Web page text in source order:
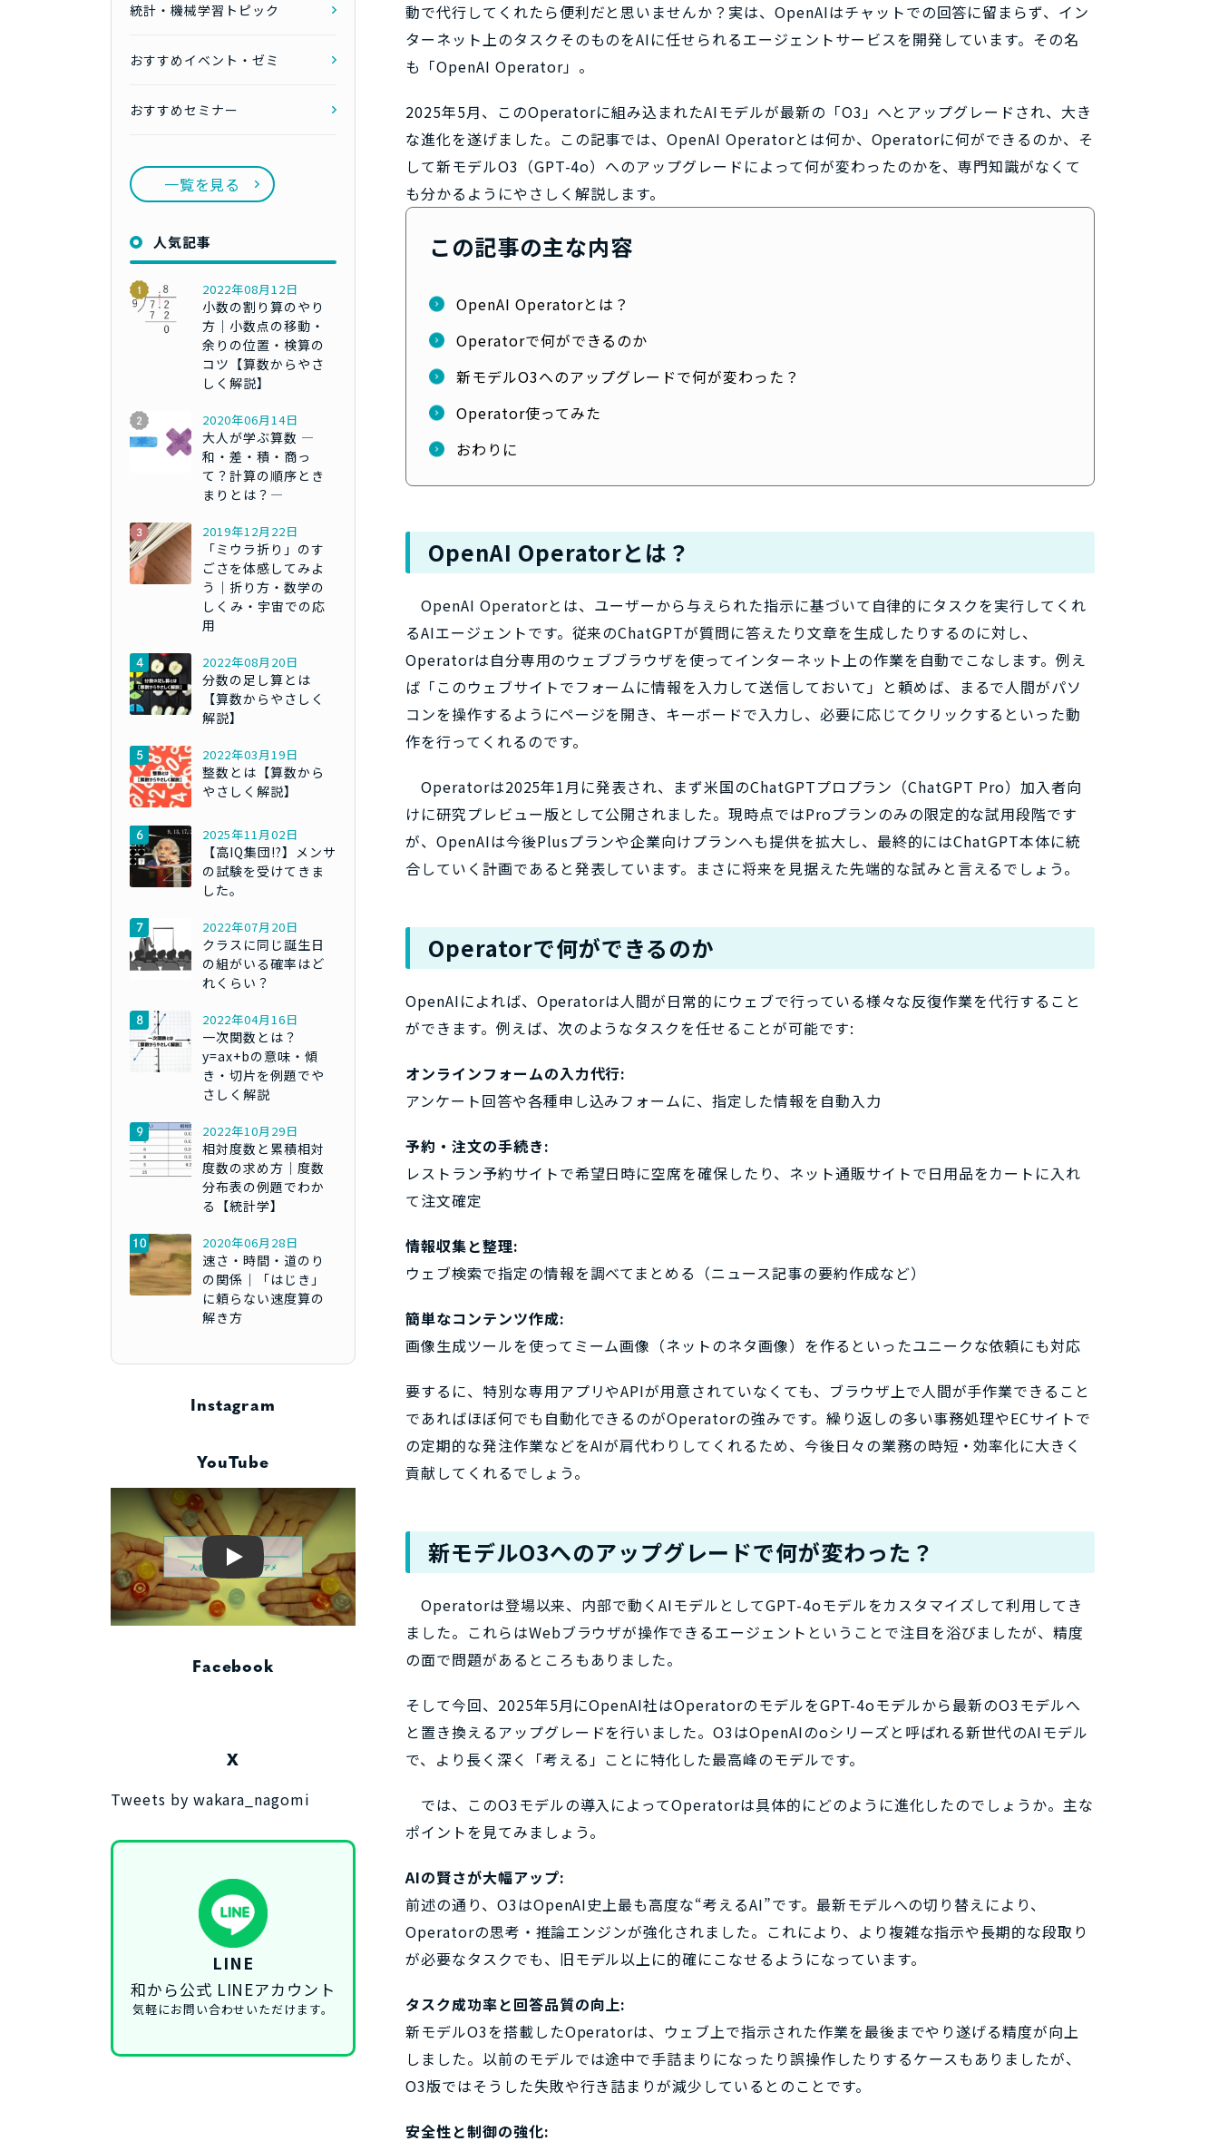
動で代行してくれたら便利だと思いませんか？実は、OpenAIはチャットでの回答に留まらず、イン
ターネット上のタスクそのものをAIに任せられるエージェントサービスを開発しています。その名
も「OpenAI Operator」。
2025年5月、このOperatorに組み込まれたAIモデルが最新の「O3」へとアップグレードされ、大き
な進化を遂げました。この記事では、OpenAI Operatorとは何か、Operatorに何ができるのか、そ
して新モデルO3（GPT-4o）へのアップグレードによって何が変わったのかを、専門知識がなくて
も分かるようにやさしく解説します。
この記事の主な内容
OpenAI Operatorとは？
Operatorで何ができるのか
新モデルO3へのアップグレードで何が変わった？
Operator使ってみた
おわりに
OpenAI Operatorとは？
OpenAI Operatorとは、ユーザーから与えられた指示に基づいて自律的にタスクを実行してくれ
るAIエージェントです。従来のChatGPTが質問に答えたり文章を生成したりするのに対し、
Operatorは自分専用のウェブブラウザを使ってインターネット上の作業を自動でこなします。例え
ば「このウェブサイトでフォームに情報を入力して送信しておいて」と頼めば、まるで人間がパソ
コンを操作するようにページを開き、キーボードで入力し、必要に応じてクリックするといった動
作を行ってくれるのです。
Operatorは2025年1月に発表され、まず米国のChatGPTプロプラン（ChatGPT Pro）加入者向
けに研究プレビュー版として公開されました。現時点ではProプランのみの限定的な試用段階です
が、OpenAIは今後Plusプランや企業向けプランへも提供を拡大し、最終的にはChatGPT本体に統
合していく計画であると発表しています。まさに将来を見据えた先端的な試みと言えるでしょう。
Operatorで何ができるのか
OpenAIによれば、Operatorは人間が日常的にウェブで行っている様々な反復作業を代行すること
ができます。例えば、次のようなタスクを任せることが可能です:
オンラインフォームの入力代行:
アンケート回答や各種申し込みフォームに、指定した情報を自動入力
予約・注文の手続き:
レストラン予約サイトで希望日時に空席を確保したり、ネット通販サイトで日用品をカートに入れ
て注文確定
情報収集と整理:
ウェブ検索で指定の情報を調べてまとめる（ニュース記事の要約作成など）
簡単なコンテンツ作成:
画像生成ツールを使ってミーム画像（ネットのネタ画像）を作るといったユニークな依頼にも対応
要するに、特別な専用アプリやAPIが用意されていなくても、ブラウザ上で人間が手作業できること
であればほぼ何でも自動化できるのがOperatorの強みです。繰り返しの多い事務処理やECサイトで
の定期的な発注作業などをAIが肩代わりしてくれるため、今後日々の業務の時短・効率化に大きく
貢献してくれるでしょう。
新モデルO3へのアップグレードで何が変わった？
Operatorは登場以来、内部で動くAIモデルとしてGPT-4oモデルをカスタマイズして利用してき
ました。これらはWebブラウザが操作できるエージェントということで注目を浴びましたが、精度
の面で問題があるところもありました。
そして今回、2025年5月にOpenAI社はOperatorのモデルをGPT-4oモデルから最新のO3モデルへ
と置き換えるアップグレードを行いました。O3はOpenAIのoシリーズと呼ばれる新世代のAIモデル
で、より長く深く「考える」ことに特化した最高峰のモデルです。
では、このO3モデルの導入によってOperatorは具体的にどのように進化したのでしょうか。主な
ポイントを見てみましょう。
AIの賢さが大幅アップ:
前述の通り、O3はOpenAI史上最も高度な“考えるAI”です。最新モデルへの切り替えにより、
Operatorの思考・推論エンジンが強化されました。これにより、より複雑な指示や長期的な段取り
が必要なタスクでも、旧モデル以上に的確にこなせるようになっています。
タスク成功率と回答品質の向上:
新モデルO3を搭載したOperatorは、ウェブ上で指示された作業を最後までやり遂げる精度が向上
しました。以前のモデルでは途中で手詰まりになったり誤操作したりするケースもありましたが、
O3版ではそうした失敗や行き詰まりが減少しているとのことです。
安全性と制御の強化:
統計・機械学習トピック
おすすめイベント・ゼミ
おすすめセミナー
一覧を見る
人気記事
2022年08月12日
小数の割り算のやり
方｜小数点の移動・
余りの位置・検算の
コツ【算数からやさ
しく解説】
2020年06月14日
大人が学ぶ算数 ―
和・差・積・商っ
て？計算の順序とき
まりとは？―
2019年12月22日
「ミウラ折り」のす
ごさを体感してみよ
う｜折り方・数学の
しくみ・宇宙での応
用
2022年08月20日
分数の足し算とは
【算数からやさしく
解説】
2022年03月19日
整数とは【算数から
やさしく解説】
2025年11月02日
【高IQ集団!?】メンサ
の試験を受けてきま
した。
2022年07月20日
クラスに同じ誕生日
の組がいる確率はど
れくらい？
2022年04月16日
一次関数とは？
y=ax+bの意味・傾
き・切片を例題でや
さしく解説
2022年10月29日
相対度数と累積相対
度数の求め方｜度数
分布表の例題でわか
る【統計学】
2020年06月28日
速さ・時間・道のり
の関係｜「はじき」
に頼らない速度算の
解き方
Instagram
YouTube
Play
Facebook
X
Tweets by wakara_nagomi
LINE
和から公式 LINEアカウント
気軽にお問い合わせいただけます。